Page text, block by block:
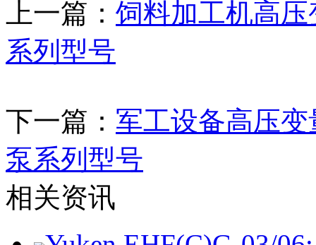
上一篇： 饲料加工机高
系列型号
下一篇： 军工设备高压
泵系列型号
相关资讯